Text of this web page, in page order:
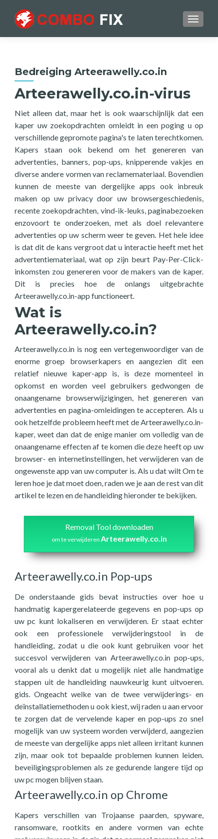
Bedreiging Arteerawelly.co.in
Arteerawelly.co.in-virus
Niet alleen dat, maar het is ook waarschijnlijk dat een
kaper uw zoekopdrachten omleidt in een poging u op
verschillende gepromote pagina's te laten terechtkomen.
Kapers staan ook bekend om het genereren van
advertenties, banners, pop-ups, knipperende vakjes en
diverse andere vormen van reclamemateriaal. Bovendien
kunnen de meeste van dergelijke apps ook inbreuk
maken op uw privacy door uw browsergeschiedenis,
recente zoekopdrachten, vind-ik-leuks, paginabezoeken
enzovoort te onderzoeken, met als doel relevantere
advertenties op uw scherm weer te geven. Het hele idee
is dat dit de kans vergroot dat u interactie heeft met het
advertentiemateriaal, wat op zijn beurt Pay-Per-Click-
inkomsten zou genereren voor de makers van de kaper.
Dit is precies hoe de onlangs uitgebrachte
Arteerawelly.co.in-app functioneert.
Wat is
Arteerawelly.co.in?
Arteerawelly.co.in is nog een vertegenwoordiger van de
enorme groep browserkapers en aangezien dit een
relatief nieuwe kaper-app is, is deze momenteel in
opkomst en worden veel gebruikers gedwongen de
onaangename browserwijzigingen, het genereren van
advertenties en pagina-omleidingen te accepteren. Als u
ook hetzelfde probleem heeft met de Arteerawelly.co.in-
kaper, weet dan dat de enige manier om volledig van de
onaangename effecten af te komen die deze heeft op uw
browser- en internetinstellingen, het verwijderen van de
ongewenste app van uw computer is. Als u dat wilt Om te
leren hoe je dat moet doen, raden we je aan de rest van dit
artikel te lezen en de handleiding hieronder te bekijken.
Removal Tool downloaden
om te verwijderen Arteerawelly.co.in
Arteerawelly.co.in Pop-ups
De onderstaande gids bevat instructies over hoe u
handmatig kapergerelateerde gegevens en pop-ups op
uw pc kunt lokaliseren en verwijderen. Er staat echter
ook een professionele verwijderingstool in de
handleiding, zodat u die ook kunt gebruiken voor het
succesvol verwijderen van Arteerawelly.co.in pop-ups,
vooral als u denkt dat u mogelijk niet alle handmatige
stappen uit de handleiding nauwkeurig kunt uitvoeren.
gids. Ongeacht welke van de twee verwijderings- en
deïnstallatiemethoden u ook kiest, wij raden u aan ervoor
te zorgen dat de vervelende kaper en pop-ups zo snel
mogelijk van uw systeem worden verwijderd, aangezien
de meeste van dergelijke apps niet alleen irritant kunnen
zijn, maar ook tot bepaalde problemen kunnen leiden.
beveiligingsproblemen als ze gedurende langere tijd op
uw pc mogen blijven staan.
Arteerawelly.co.in op Chrome
Kapers verschillen van Trojaanse paarden, spyware,
ransomware, rootkits en andere vormen van echte